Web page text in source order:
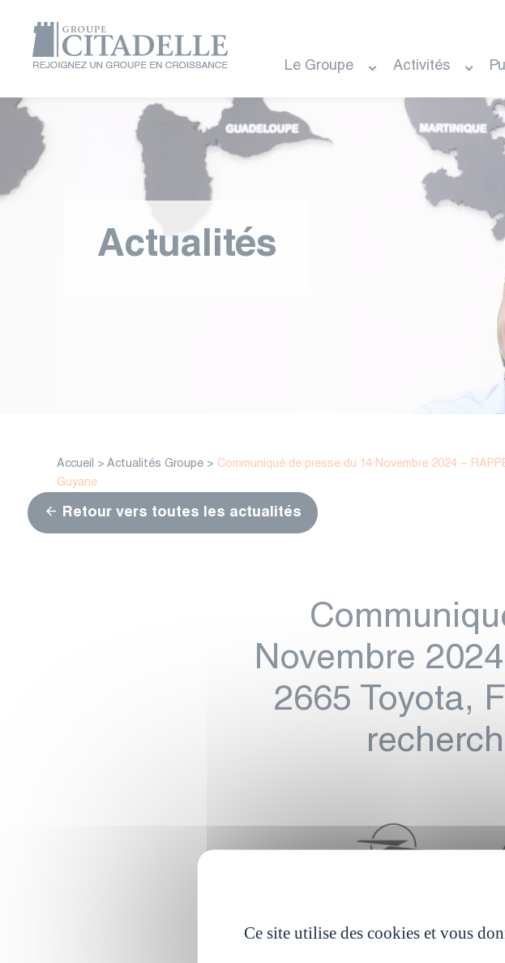
Le Groupe Activités
Actualités
Accueil >Actualités Groupe > Communiqué de presse du 14 Novembre 2024 –
Guyane
Retour vers toutes les actualités
Novembre
2665 Toyota,
Ce site utilise des cookies et vous